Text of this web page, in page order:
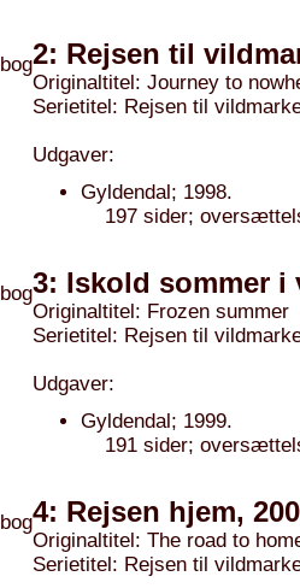
2: Rejsen til
Originaltitel: Journey to
Serietitel: Rejsen til
Udgaver:
Gyldendal; 1998.
197 sider;
3: Iskold sommer i
Originaltitel: Frozen summer
Serietitel: Rejsen til
Udgaver:
Gyldendal; 1999.
191 sider;
4: Rejsen hjem,
Originaltitel: The road to
Serietitel: Rejsen til